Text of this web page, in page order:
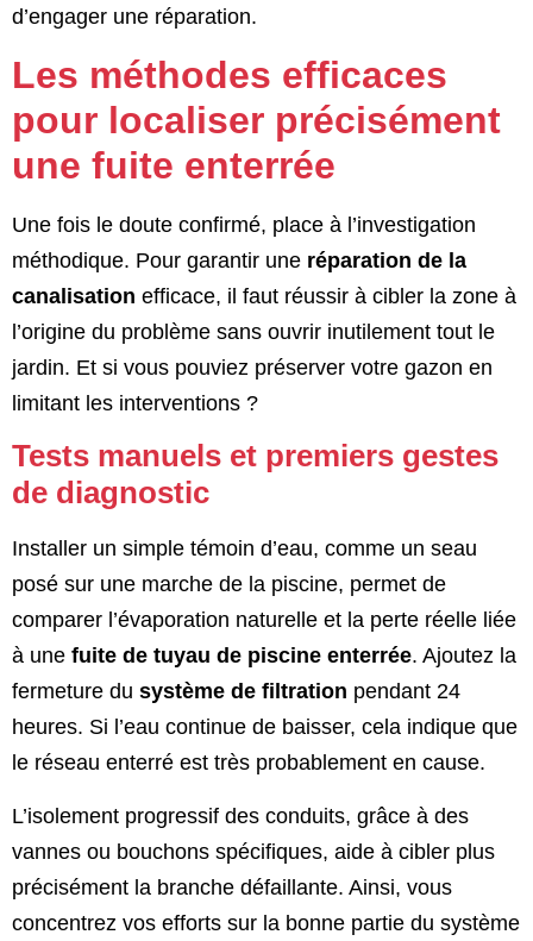
d’engager une réparation.
Les méthodes efficaces
pour localiser précisément
une fuite enterrée
Une fois le doute confirmé, place à l’investigation
méthodique. Pour garantir une réparation de la
canalisation efficace, il faut réussir à cibler la zone à
l’origine du problème sans ouvrir inutilement tout le
jardin. Et si vous pouviez préserver votre gazon en
limitant les interventions ?
Tests manuels et premiers gestes
de diagnostic
Installer un simple témoin d’eau, comme un seau
posé sur une marche de la piscine, permet de
comparer l’évaporation naturelle et la perte réelle liée
à une fuite de tuyau de piscine enterrée. Ajoutez la
fermeture du système de filtration pendant 24
heures. Si l’eau continue de baisser, cela indique que
le réseau enterré est très probablement en cause.
L’isolement progressif des conduits, grâce à des
vannes ou bouchons spécifiques, aide à cibler plus
précisément la branche défaillante. Ainsi, vous
concentrez vos efforts sur la bonne partie du système